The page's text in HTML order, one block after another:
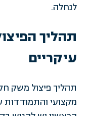
לנחלה.
תהליך
עיקריים
תהליך פיצול משק
מקצועי